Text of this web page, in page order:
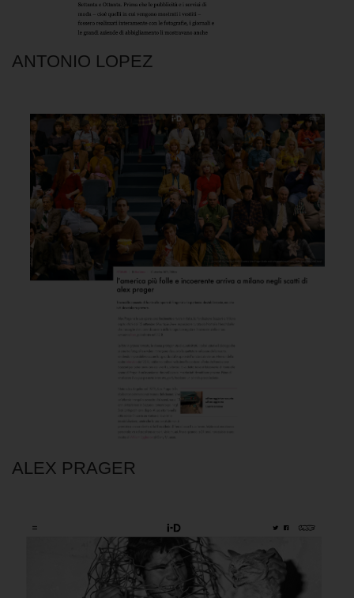
ANTONIO LOPEZ
ALEX PRAGER